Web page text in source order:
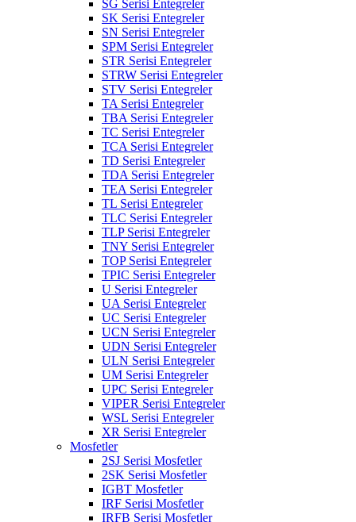
SG Serisi Entegreler
SK Serisi Entegreler
SN Serisi Entegreler
SPM Serisi Entegreler
STR Serisi Entegreler
STRW Serisi Entegreler
STV Serisi Entegreler
TA Serisi Entegreler
TBA Serisi Entegreler
TC Serisi Entegreler
TCA Serisi Entegreler
TD Serisi Entegreler
TDA Serisi Entegreler
TEA Serisi Entegreler
TL Serisi Entegreler
TLC Serisi Entegreler
TLP Serisi Entegreler
TNY Serisi Entegreler
TOP Serisi Entegreler
TPIC Serisi Entegreler
U Serisi Entegreler
UA Serisi Entegreler
UC Serisi Entegreler
UCN Serisi Entegreler
UDN Serisi Entegreler
ULN Serisi Entegreler
UM Serisi Entegreler
UPC Serisi Entegreler
VIPER Serisi Entegreler
WSL Serisi Entegreler
XR Serisi Entegreler
Mosfetler
2SJ Serisi Mosfetler
2SK Serisi Mosfetler
IGBT Mosfetler
IRF Serisi Mosfetler
IRFB Serisi Mosfetler